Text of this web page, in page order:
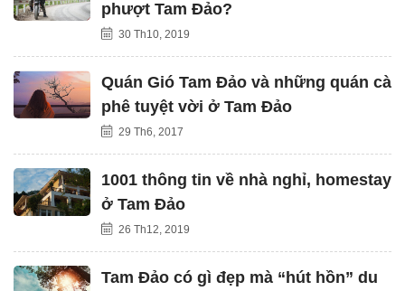
phượt Tam Đảo?
30 Th10, 2019
Quán Gió Tam Đảo và những quán cà
phê tuyệt vời ở Tam Đảo
29 Th6, 2017
1001 thông tin về nhà nghỉ, homestay
ở Tam Đảo
26 Th12, 2019
Tam Đảo có gì đẹp mà “hút hồn” du